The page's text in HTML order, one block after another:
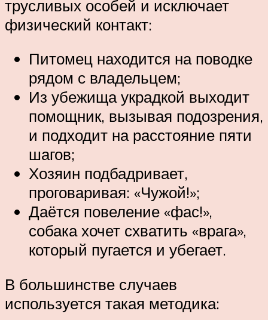
трусливых особей и исключает
физический контакт:
Питомец находится на поводке
рядом с владельцем;
Из убежища украдкой выходит
помощник, вызывая подозрения,
и подходит на расстояние пяти
шагов;
Хозяин подбадривает,
проговаривая: «Чужой!»;
Даётся повеление «фас!»,
собака хочет схватить «врага»,
который пугается и убегает.
В большинстве случаев
используется такая методика: